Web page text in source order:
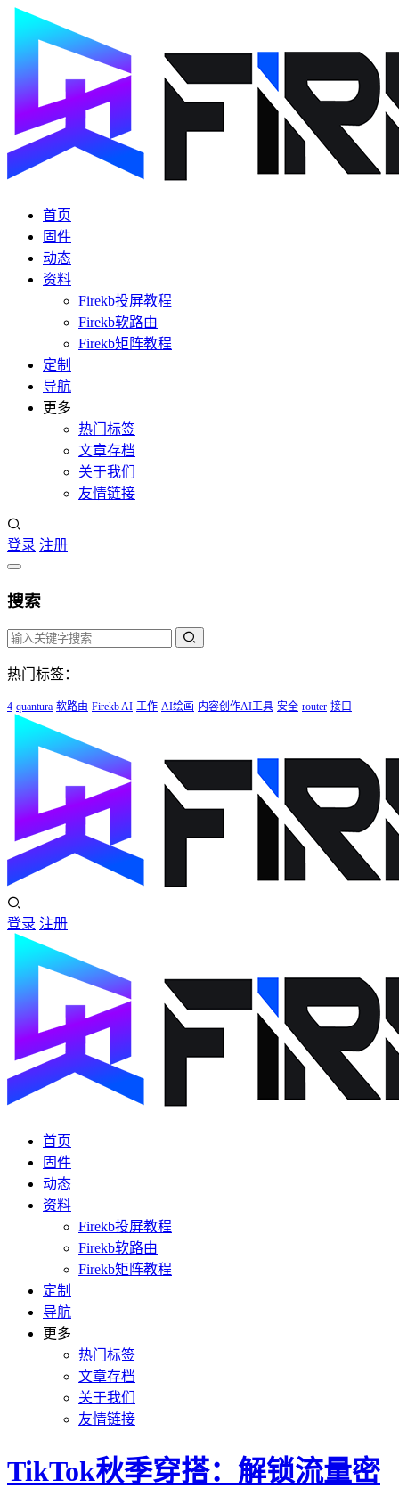
首页
固件
动态
资料
Firekb投屏教程
Firekb软路由
Firekb矩阵教程
定制
导航
更多
热门标签
文章存档
关于我们
友情链接
登录 注册
搜索
热门标签：
4 quantura 软路由 Firekb AI 工作 AI绘画 内容创作AI工具 安全 router 接口
登录 注册
首页
固件
动态
资料
Firekb投屏教程
Firekb软路由
Firekb矩阵教程
定制
导航
更多
热门标签
文章存档
关于我们
友情链接
TikTok秋季穿搭：解锁流量密